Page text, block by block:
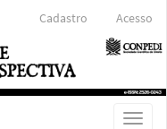
Cadastro Acesso
Toggle